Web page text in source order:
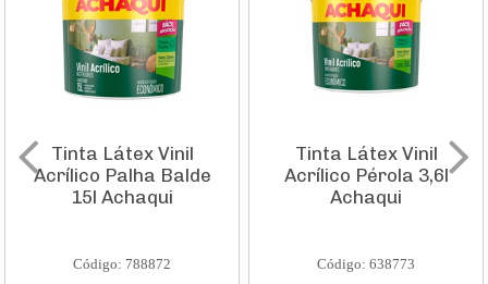
Tinta Látex Vinil
Acrílico Palha Balde
15l Achaqui
Código: 788872
Tinta Látex Vinil
Acrílico Pérola 3,6l
Achaqui
Código: 638773